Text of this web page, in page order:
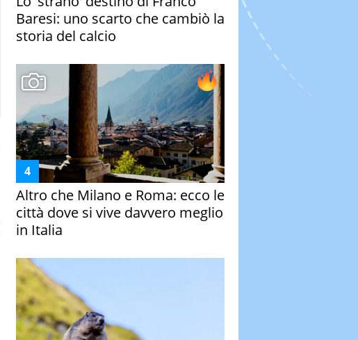
Baresi: uno scarto che cambiò la
storia del calcio
Altro che Milano e Roma: ecco le
città dove si vive davvero meglio
in Italia